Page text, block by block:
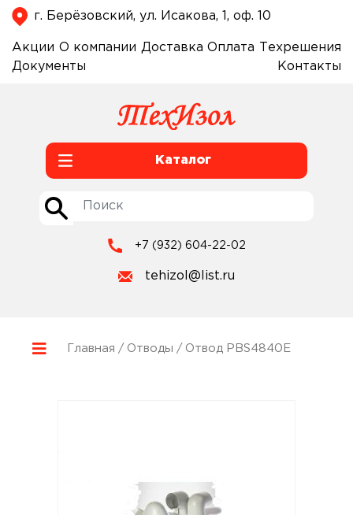
г. Берёзовский, ул. Исакова, 1, оф. 10
Акции О компании Доставка Оплата
Техрешения
Документы
Контакты
Каталог
+7 (932) 604-22-02
tehizol@list.ru
Главная / Отводы / Отвод PBS4840E